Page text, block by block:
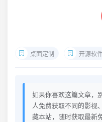
桌面定制 开源软
如果你喜欢这篇文章，
人免费获取不同的影视
藏本站，随时获取最新